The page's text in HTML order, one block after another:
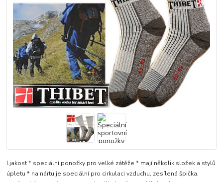
I.jakost * speciální ponožky pro velké zátěže * mají několik složek a stylů
úpletu * na nártu je speciální pro cirkulaci vzduchu, zesílená špička,